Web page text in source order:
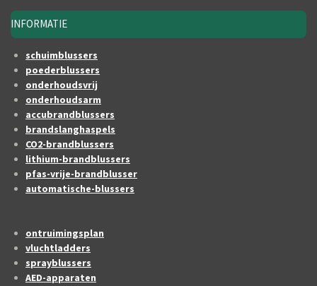
INFORMATIE
schuimblussers
poederblussers
onderhoudsvrij
onderhoudsarm
accubrandblussers
brandslanghaspels
CO2-brandblussers
lithium-brandblussers
pfas-vrije-brandblusser
automatische-blussers
ontruimingsplan
vluchtladders
sprayblussers
AED-apparaten